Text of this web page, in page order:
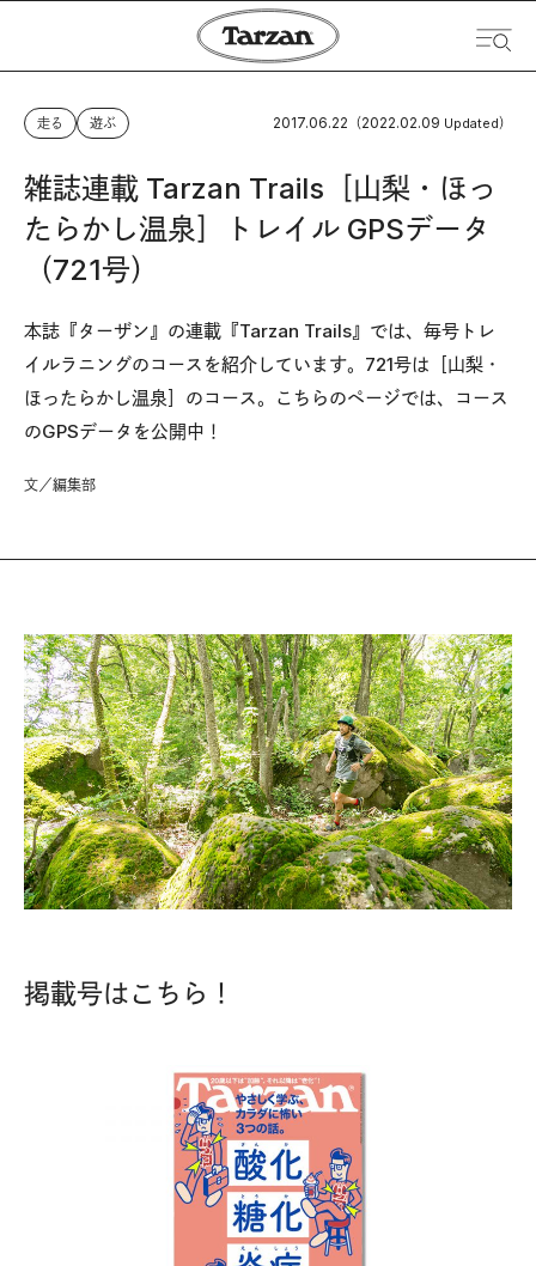
走る 遊ぶ 2017.06.22 （2022.02.09 Updated）
雑誌連載 Tarzan Trails［山梨・ほっ
たらかし温泉］トレイル GPSデータ
（721号）
本誌『ターザン』の連載『Tarzan Trails』では、毎号トレ
イルラニングのコースを紹介しています。721号は［山梨・
ほったらかし温泉］のコース。こちらのページでは、コース
のGPSデータを公開中！
文／編集部
掲載号はこちら！